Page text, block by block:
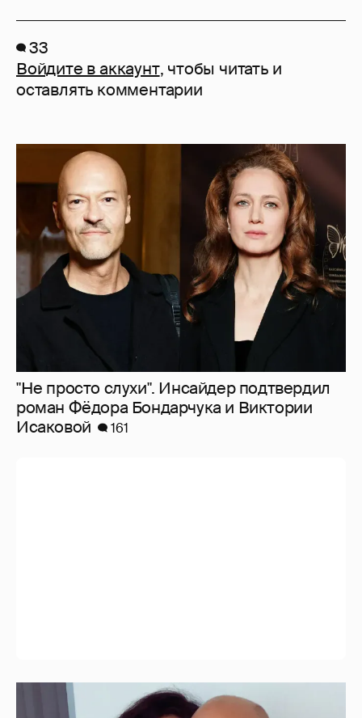
33
Войдите в аккаунт, чтобы читать и
оставлять комментарии
"Не просто слухи". Инсайдер подтвердил
роман Фёдора Бондарчука и Виктории
Исаковой
161